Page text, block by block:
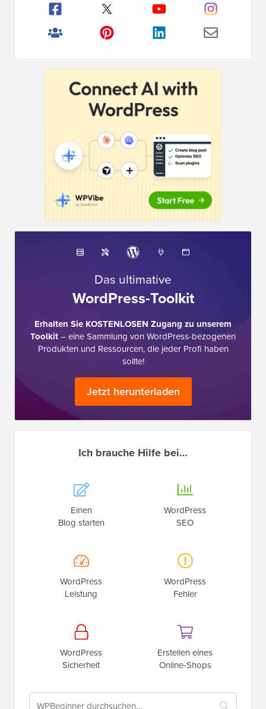
Das ultimative
WordPress-Toolkit
Erhalten Sie KOSTENLOSEN Zugang zu unserem
Toolkit– eine Sammlung von WordPress-bezogenen
Produkten und Ressourcen, die jeder Profi haben
sollte!
Jetzt herunterladen
Ich brauche Hilfe bei…
Einen
Blog starten
WordPress
SEO
WordPress
Leistung
WordPress
Fehler
WordPress
Sicherheit
Erstellen eines
Online-Shops